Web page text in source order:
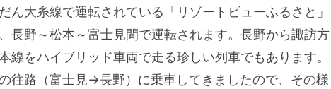
ん大糸線で運転されている「リゾートビューふるさと」
長野～松本～富士見間で運転されます。長野から諏訪方
線をハイブリッド車両で走る珍しい列車でもあります。
往路（富士見→長野）に乗車してきましたので、その様